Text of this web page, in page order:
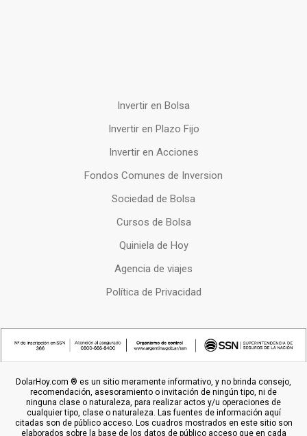
Invertir en Bolsa
Invertir en Plazo Fijo
Invertir en Acciones
Fondos Comunes de Inversion
Sociedad de Bolsa
Cursos de Bolsa
Quiniela de Hoy
Agencia de viajes
Política de Privacidad
DolarHoy.com ® es un sitio meramente informativo, y no brinda consejo,
recomendación, asesoramiento o invitación de ningún tipo, ni de
ninguna clase o naturaleza, para realizar actos y/u operaciones de
cualquier tipo, clase o naturaleza. Las fuentes de información aquí
citadas son de público acceso. Los cuadros mostrados en este sitio son
elaborados sobre la base de los datos de público acceso que en cada